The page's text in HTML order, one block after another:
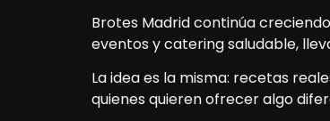
Brotes Madrid continúa
eventos y catering saludable,
La idea es la misma: recetas
quienes quieren ofrecer algo